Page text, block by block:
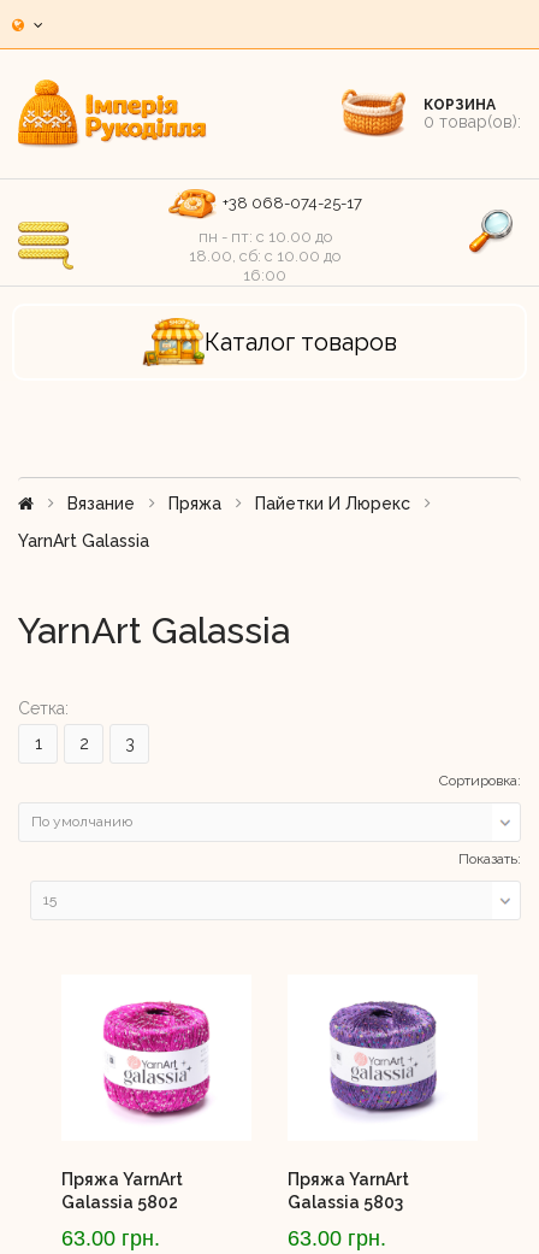
КОРЗИНА
0 товар(ов):
+38 068-074-25-17
пн - пт: c 10.00 до
18.00, сб: c 10.00 до
16:00
Каталог товаров
Вязание Пряжа
Пайетки И Люрекс
YarnArt Galassia
YarnArt Galassia
Сетка:
1
2 3
Сортировка:
Показать:
Пряжа YarnArt
Galassia 5802
63.00 грн.
Пряжа YarnArt
Galassia 5803
63.00 грн.